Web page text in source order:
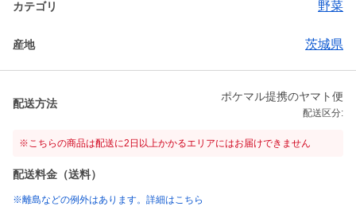
カテゴリ 野菜
産地 茨城県
配送方法
ポケマル提携のヤマト便
配送区分:
※こちらの商品は配送に2日以上かかるエリアにはお届けできません
配送料金（送料）
※離島などの例外はあります。詳細はこちら